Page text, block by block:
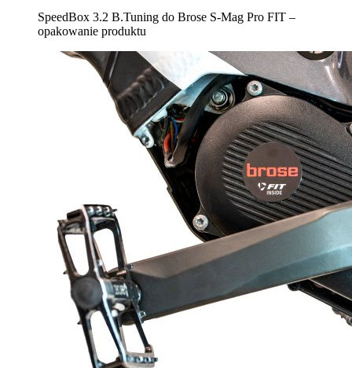
SpeedBox 3.2 B.Tuning do Brose S-Mag Pro FIT –
opakowanie produktu